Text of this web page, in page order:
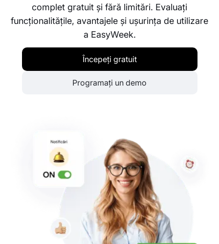
complet gratuit și fără limitări. Evaluați
funcționalitățile, avantajele și ușurința de utilizare
a EasyWeek.
Începeți gratuit
Programați un demo